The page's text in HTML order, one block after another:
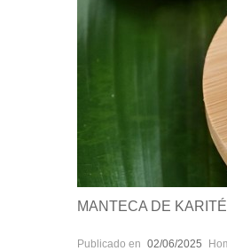
MANTECA DE
Publicado en 02/06/2025